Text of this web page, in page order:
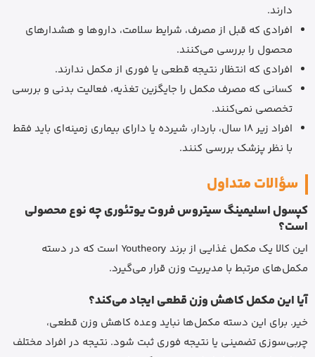
دارند.
افرادی که قبل از مصرف، شرایط سلامت، داروها و هشدارهای
محصول را بررسی می‌کنند.
افرادی که انتظار نتیجه قطعی یا فوری از مکمل ندارند.
کسانی که مصرف مکمل را جایگزین تغذیه، فعالیت بدنی و بررسی
تخصصی نمی‌کنند.
افراد زیر 18 سال، باردار، شیرده یا دارای بیماری زمینه‌ای باید فقط
با نظر پزشک بررسی کنند.
سؤالات متداول
کپسول اسلیمینگ سیتروس فروت یوتئوری چه نوع محصولی
است؟
این کالا یک مکمل غذایی از برند Youtheory است که در دسته
مکمل‌های مرتبط با مدیریت وزن قرار می‌گیرد.
آیا این مکمل کاهش وزن قطعی ایجاد می‌کند؟
خیر. برای این دسته مکمل‌ها نباید وعده کاهش وزن قطعی،
چربی‌سوزی تضمینی یا نتیجه فوری ثبت شود. نتیجه در افراد مختلف